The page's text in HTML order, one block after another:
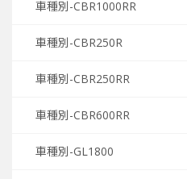
車種別-CBR1000RR
車種別-CBR250R
車種別-CBR250RR
車種別-CBR600RR
車種別-GL1800